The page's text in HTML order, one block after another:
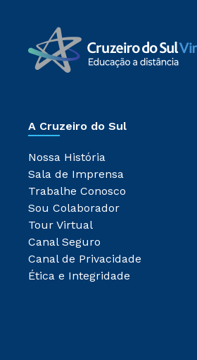
A Cruzeiro do Sul
Nossa História
Sala de Imprensa
Trabalhe Conosco
Sou Colaborador
Tour Virtual
Canal Seguro
Canal de Privacidade
Ética e Integridade